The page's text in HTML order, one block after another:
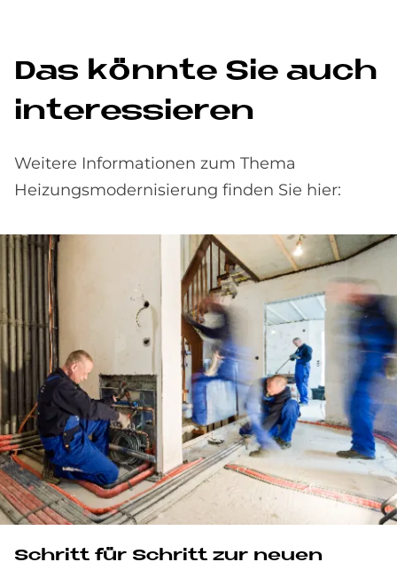
Das könn­te Sie auch
in­ter­es­sie­ren
Weitere Informationen zum Thema
Heizungsmodernisierung finden Sie hier:
Schritt für Schritt zur neuen